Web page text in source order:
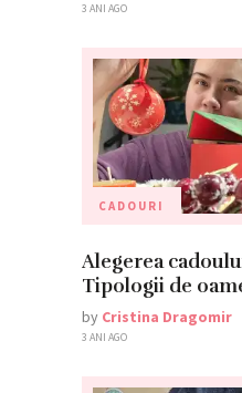
3 ANI AGO
CADOURI
Alegerea
Tipologii de
by Cristina Dragomir
3 ANI AGO